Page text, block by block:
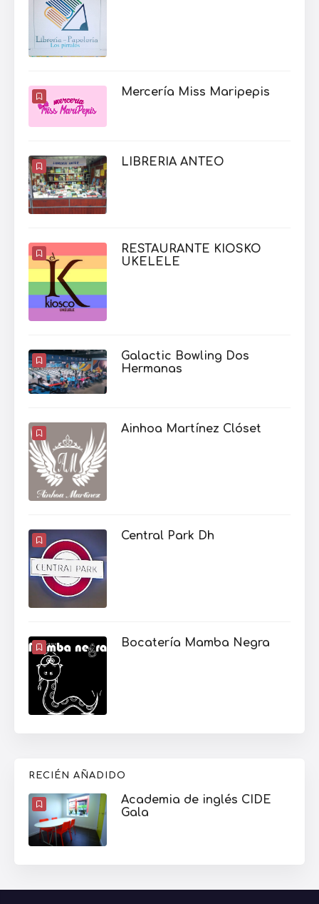
Mercería Miss Maripepis
LIBRERIA ANTEO
RESTAURANTE KIOSKO
UKELELE
Galactic Bowling Dos
Hermanas
Ainhoa Martínez Clóset
Central Park Dh
Bocatería Mamba Negra
RECIÉN AÑADIDO
Academia de inglés CIDE
Gala